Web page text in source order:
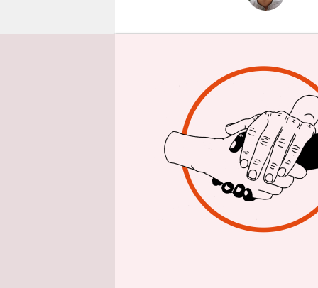
Am
Attentat
Walter
werden
Jahrestag
ein 43-
Menschen
Doch
„Initiative